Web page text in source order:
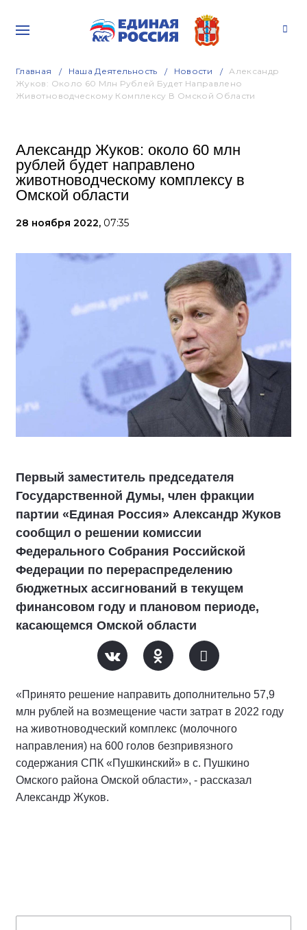
Главная Наша Деятельность Новости
Александр
Жуков: Около 60 Млн Рублей Будет Направлено
Животноводческому Комплексу В Омской Области
Александр Жуков: около 60 млн
рублей будет направлено
животноводческому комплексу в
Омской области
28 ноября 2022, 07:35
Первый заместитель председателя
Государственной Думы, член фракции
партии «Единая Россия» Александр Жуков
сообщил о решении комиссии
Федерального Собрания Российской
Федерации по перераспределению
бюджетных ассигнований в текущем
финансовом году и плановом периоде,
касающемся Омской области
«Принято решение направить дополнительно 57,9
млн рублей на возмещение части затрат в 2022 году
на животноводческий комплекс (молочного
направления) на 600 голов безпривязного
содержания СПК «Пушкинский» в с. Пушкино
Омского района Омской области», - рассказал
Александр Жуков.